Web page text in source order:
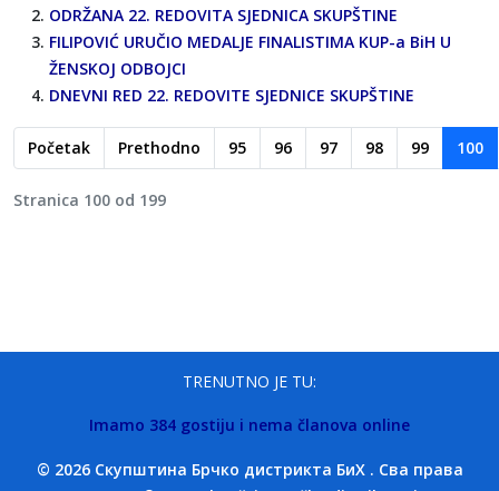
ODRŽANA 22. REDOVITA SJEDNICA SKUPŠTINE
FILIPOVIĆ URUČIO MEDALJE FINALISTIMA KUP-a BiH U
ŽENSKOJ ODBOJCI
DNEVNI RED 22. REDOVITE SJEDNICE SKUPŠTINE
Početak Prethodno 95 96 97 98 99 100
Stranica 100 od 199
TRENUTNO JE TU:
Imamo 384 gostiju i nema članova online
© 2026 Скупштина Брчко дистрикта БиХ . Сва права